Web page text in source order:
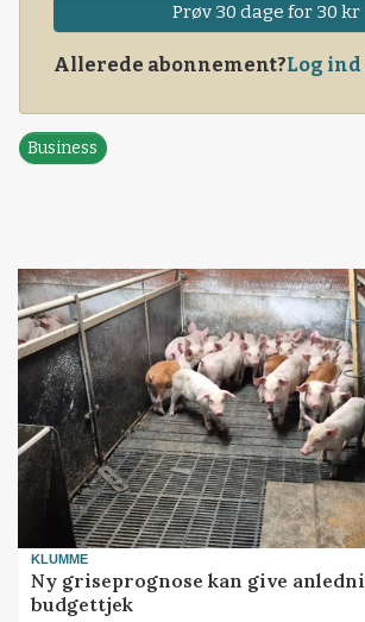
Prøv 30 dage for 30 kr
Allerede abonnement?Log
Business
KLUMME
Ny griseprognose kan give
budgettjek